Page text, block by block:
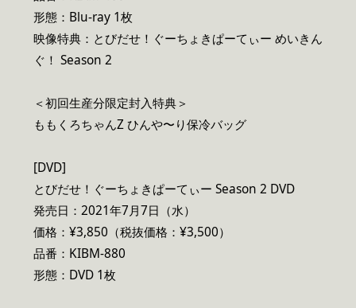
形態：Blu-ray 1枚
映像特典：とびだせ！ぐーちょきぱーてぃー めいきん
ぐ！ Season 2
＜初回生産分限定封入特典＞
ももくろちゃんZ ひんや〜り保冷バッグ
[DVD]
とびだせ！ぐーちょきぱーてぃー Season 2 DVD
発売日：2021年7月7日（水）
価格：¥3,850（税抜価格：¥3,500）
品番：KIBM-880
形態：DVD 1枚